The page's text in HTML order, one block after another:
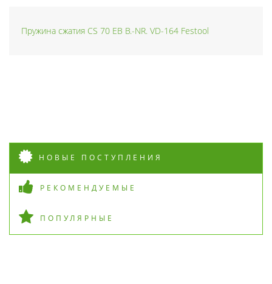
Пружина сжатия CS 70 EB B.-NR. VD-164 Festool
НОВЫЕ ПОСТУПЛЕНИЯ
РЕКОМЕНДУЕМЫЕ
ПОПУЛЯРНЫЕ